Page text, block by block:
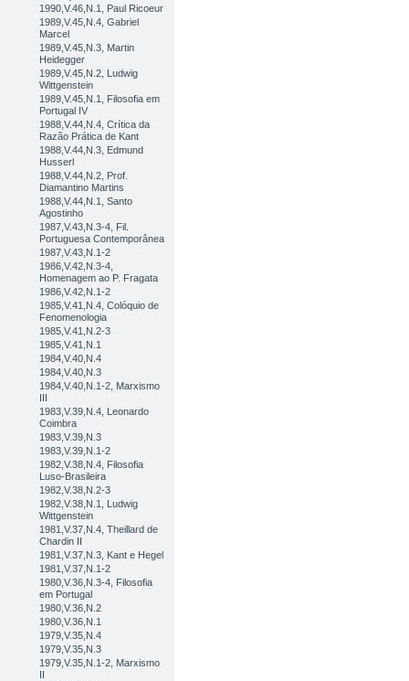
1990,V.46,N.1, Paul Ricoeur
1989,V.45,N.4, Gabriel
Marcel
1989,V.45,N.3, Martin
Heidegger
1989,V.45,N.2, Ludwig
Wittgenstein
1989,V.45,N.1, Filosofia em
Portugal IV
1988,V.44,N.4, Crítica da
Razão Prática de Kant
1988,V.44,N.3, Edmund
Husserl
1988,V.44,N.2, Prof.
Diamantino Martins
1988,V.44,N.1, Santo
Agostinho
1987,V.43,N.3-4, Fil.
Portuguesa Contemporânea
1987,V.43,N.1-2
1986,V.42,N.3-4,
Homenagem ao P. Fragata
1986,V.42,N.1-2
1985,V.41,N.4, Colóquio de
Fenomenologia
1985,V.41,N.2-3
1985,V.41,N.1
1984,V.40,N.4
1984,V.40,N.3
1984,V.40,N.1-2, Marxismo
III
1983,V.39,N.4, Leonardo
Coimbra
1983,V.39,N.3
1983,V.39,N.1-2
1982,V.38,N.4, Filosofia
Luso-Brasileira
1982,V.38,N.2-3
1982,V.38,N.1, Ludwig
Wittgenstein
1981,V.37,N.4, Theillard de
Chardin II
1981,V.37,N.3, Kant e Hegel
1981,V.37,N.1-2
1980,V.36,N.3-4, Filosofia
em Portugal
1980,V.36,N.2
1980,V.36,N.1
1979,V.35,N.4
1979,V.35,N.3
1979,V.35,N.1-2, Marxismo
II